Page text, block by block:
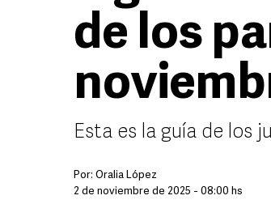
de los
Esta es la guía de los
Por: Oralia López
2 de noviembre de 2025 - 08:00 hs